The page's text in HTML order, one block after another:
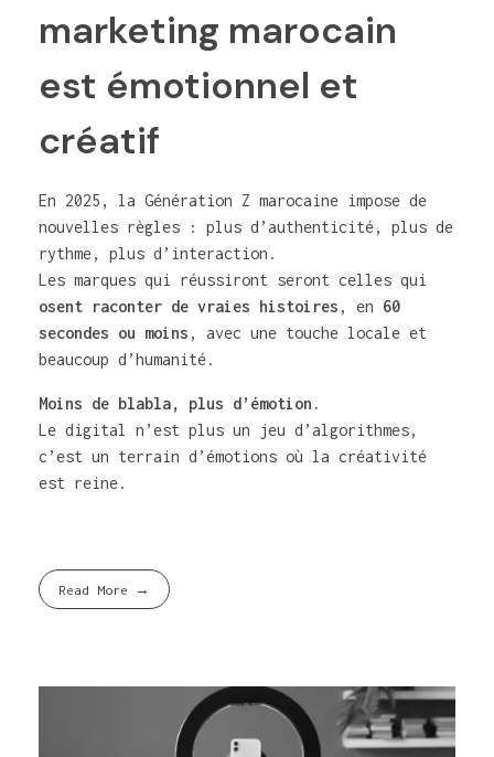
marketing marocain
est émotionnel et
créatif
En 2025, la Génération Z marocaine impose de
nouvelles règles : plus d’authenticité, plus de
rythme, plus d’interaction.
Les marques qui réussiront seront celles qui
osent raconter de vraies histoires , en 60
secondes ou moins , avec une touche locale et
beaucoup d’humanité.
Moins de blabla, plus d’émotion.
Le digital n’est plus un jeu d’algorithmes,
c’est un terrain d’émotions où la créativité
est reine.
Read More